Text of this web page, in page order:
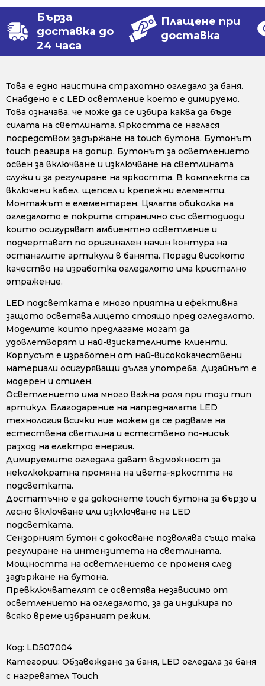
Бърза
доставка до
24 часа
Плащене при
доставка
Това е едно наистина страхотно огледало за баня.
Снабдено е с LED осветление което е димируемо.
Това означава, че може да се избира каква да бъде
силата на светлината. Яркостта се наглася
посредством задържане на touch бутона. Бутонът
touch реагира на допир. Бутонът за осветлението
освен за включване и изключване на светлината
служи и за регулиране на яркостта. В комплекта са
включени кабел, щепсел и крепежни елементи.
Монтажът е елементарен. Цялата обиколка на
огледалото е покрита странично със светодиоди
които осигуряват амбиентно осветление и
подчертават по оригинален начин контура на
останалите артикули в банята. Поради високото
качество на изработка огледалото има кристално
отражение.
LED подсветката е много приятна и ефективна
защото осветява лицето стоящо пред огледалото.
Моделите които предлагаме могат да
удовлетворят и най-взискателните клиенти.
Kорпусът е изработен от най-висококачествени
материали осигуряващи дълга употреба. Дизайнът е
модерен и стилен.
Осветлението има много важна роля при този тип
артикул. Благодарение на напредналата LED
технология всички ние можем да се радваме на
естествена светлина и естествено по-нисък
разход на електро енергия.
Димируемите огледала дават възможност за
неколкократна промяна на цвета-яркостта на
подсветката.
Достатъчно е да докоснете touch бутона за бързо и
лесно включване или изключване на LED
подсветката.
Сензорният бутон с докосване позволява също така
регулиране на интензитета на светлината.
Мощността на осветлението се променя след
задържане на бутона.
Превключвателят се осветява независимо от
осветлението на огледалото, за да индикира по
всяко време избраният режим.
Код: LD507004
Категории: Обзавеждане за баня, LED огледала за баня
с нагревател Touch